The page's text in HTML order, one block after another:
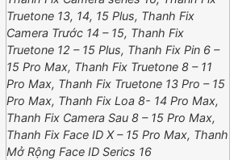
Truetone 13, 14, 15 Plus, Thanh Fix
Camera Trước 14 – 15, Thanh Fix
Truetone 12 – 15 Plus, Thanh Fix Pin 6 –
15 Pro Max, Thanh Fix Truetone 8 – 11
Pro Max, Thanh Fix Truetone 13 Pro – 15
Pro Max, Thanh Fix Loa 8- 14 Pro Max,
Thanh Fix Camera Sau 8 – 15 Pro Max,
Thanh Fix Face ID X – 15 Pro Max, Thanh
Mở Rộng Face ID Serics 16